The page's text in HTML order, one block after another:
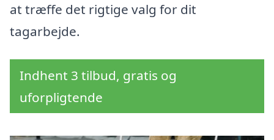
at træffe det rigtige valg for dit
tagarbejde.
Indhent 3 tilbud, gratis og
uforpligtende